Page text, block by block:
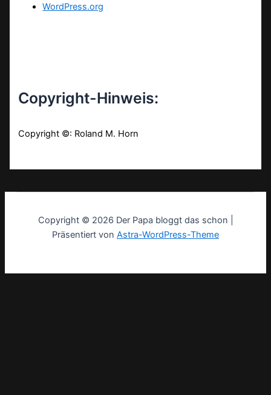
WordPress.org
Copyright-Hinweis:
Copyright ©: Roland M. Horn
Copyright © 2026 Der Papa bloggt das schon |
Präsentiert von Astra-WordPress-Theme